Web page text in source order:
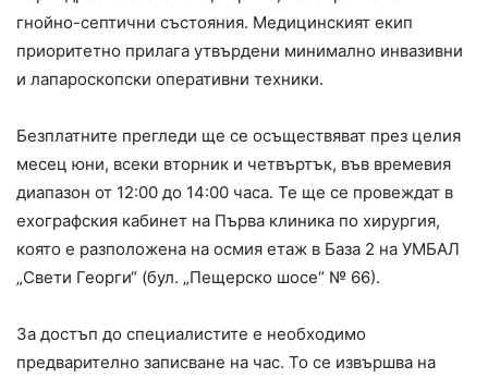
гнойно-септични състояния. Медицинският екип
приоритетно прилага утвърдени минимално инвазивни
и лапароскопски оперативни техники.
Безплатните прегледи ще се осъществяват през целия
месец юни, всеки вторник и четвъртък, във времевия
диапазон от 12:00 до 14:00 часа. Те ще се провеждат в
ехографския кабинет на Първа клиника по хирургия,
която е разположена на осмия етаж в База 2 на УМБАЛ
„Свети Георги“ (бул. „Пещерско шосе“ № 66).
За достъп до специалистите е необходимо
предварително записване на час. То се извършва на